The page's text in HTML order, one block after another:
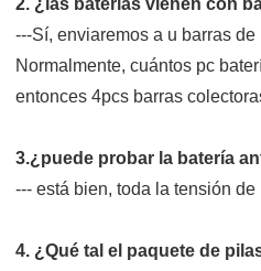
2. ¿las baterías vienen con
---Sí, enviaremos a u barras
Normalmente, cuántos pc
entonces 4pcs barras
3.¿puede probar la batería
--- está bien, toda la tensión
4. ¿Qué tal el paquete de